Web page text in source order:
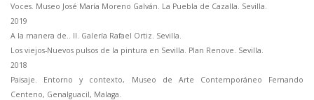
Voces. Museo José María Moreno Galván. La Puebla de Cazalla. Sevilla.
2019
A la manera de.. II. Galería Rafael Ortiz. Sevilla.
Los viejos-Nuevos pulsos de la pintura en Sevilla. Plan Renove. Sevilla.
2018
Paisaje. Entorno y contexto, Museo de Arte Contemporáneo Fernando
Centeno, Genalguacil, Malaga.